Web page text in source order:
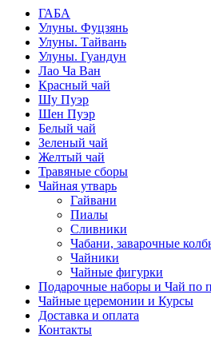
ГАБА
Улуны. Фуцзянь
Улуны. Тайвань
Улуны. Гуандун
Лао Ча Ван
Красный чай
Шу Пуэр
Шен Пуэр
Белый чай
Зеленый чай
Желтый чай
Травяные сборы
Чайная утварь
Гайвани
Пиалы
Сливники
Чабани, заварочные
Чайники
Чайные фигурки
Подарочные наборы и Чай по
Чайные церемонии и Курсы
Доставка и оплата
Контакты